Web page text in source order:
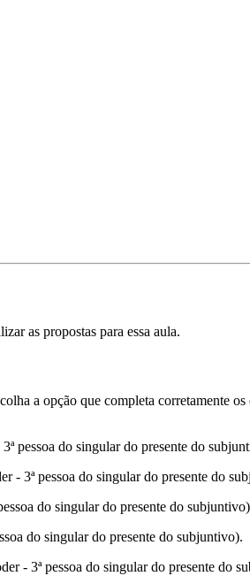
as propostas para essa aula.
a opção que completa corretamente
pessoa do singular do presente do
- 3ª pessoa do singular do presente do
do singular do presente do
do singular do presente do subjuntivo).
- 3ª pessoa do singular do presente do